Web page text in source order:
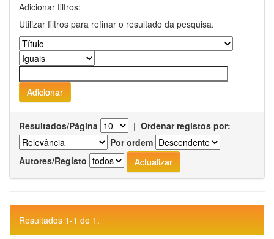
Adicionar filtros:
Utilizar filtros para refinar o resultado da pesquisa.
Resultados/Página | Ordenar registos por:
Por ordem
Autores/Registo
Resultados 1-1 de 1.